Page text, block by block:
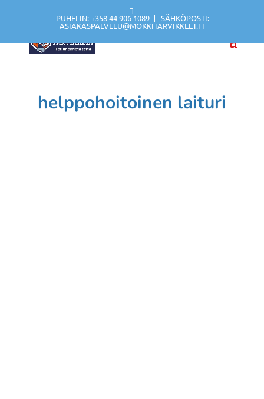
PUHELIN: +358 44 906 1089 |SÄHKÖPOSTI:
ASIAKASPALVELU@MOKKITARVIKKEET.FI
helppohoitoinen laituri